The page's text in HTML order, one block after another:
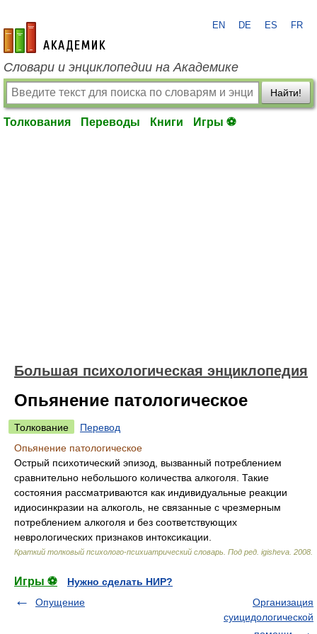
academic.ru
EN DE ES FR
Словари и энциклопедии на Академике
Найти!
Толкования Переводы Книги Игры ⚽
Большая психологическая энциклопедия
Опьянение патологическое
Толкование
Перевод
Опьянение патологическое
Острый психотический эпизод, вызванный потреблением
сравнительно небольшого количества алкоголя. Такие
состояния рассматриваются как индивидуальные реакции
идиосинкразии на алкоголь, не связанные с чрезмерным
потреблением алкоголя и без соответствующих
неврологических признаков интоксикации.
Краткий толковый психолого-психиатрический словарь Под ред. igisheva 2008
Игры ⚽
Нужно сделать НИР?
Опущение
Организация
суицидологической